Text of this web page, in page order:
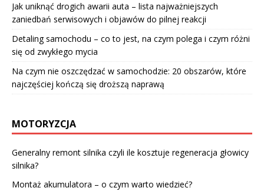
Jak uniknąć drogich awarii auta – lista najważniejszych
zaniedbań serwisowych i objawów do pilnej reakcji
Detaling samochodu – co to jest, na czym polega i czym różni
się od zwykłego mycia
Na czym nie oszczędzać w samochodzie: 20 obszarów, które
najczęściej kończą się droższą naprawą
MOTORYZCJA
Generalny remont silnika czyli ile kosztuje regeneracja głowicy
silnika?
Montaż akumulatora – o czym warto wiedzieć?